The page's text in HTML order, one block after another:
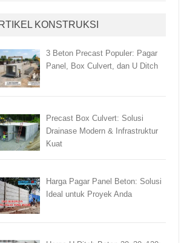
KONSTRUKSI
3 Beton Precast Populer: Pagar
Panel, Box Culvert, dan U Ditch
Precast Box Culvert: Solusi
Drainase Modern & Infrastruktur
Kuat
Harga Pagar Panel Beton: Solusi
Ideal untuk Proyek Anda